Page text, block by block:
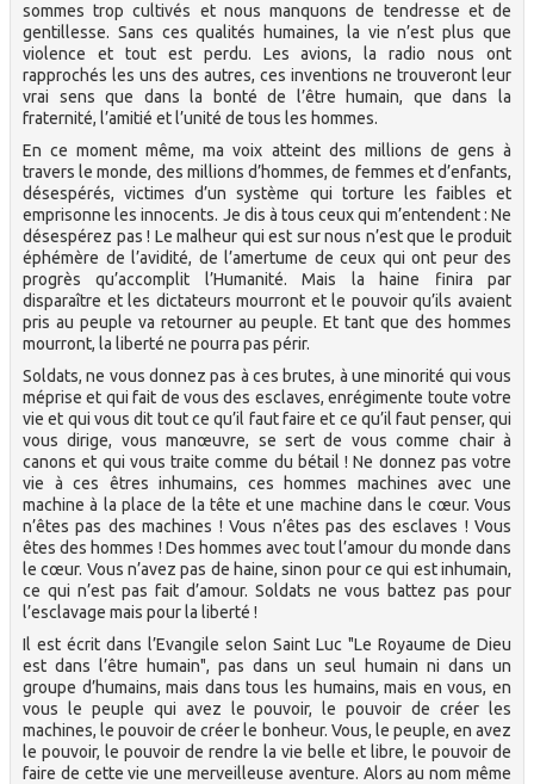
sommes trop cultivés et nous manquons de tendresse et de
gentillesse. Sans ces qualités humaines, la vie n’est plus que
violence et tout est perdu. Les avions, la radio nous ont
rapprochés les uns des autres, ces inventions ne trouveront leur
vrai sens que dans la bonté de l’être humain, que dans la
fraternité, l’amitié et l’unité de tous les hommes.
En ce moment même, ma voix atteint des millions de gens à
travers le monde, des millions d’hommes, de femmes et d’enfants,
désespérés, victimes d’un système qui torture les faibles et
emprisonne les innocents. Je dis à tous ceux qui m’entendent : Ne
désespérez pas ! Le malheur qui est sur nous n’est que le produit
éphémère de l’avidité, de l’amertume de ceux qui ont peur des
progrès qu’accomplit l’Humanité. Mais la haine finira par
disparaître et les dictateurs mourront et le pouvoir qu’ils avaient
pris au peuple va retourner au peuple. Et tant que des hommes
mourront, la liberté ne pourra pas périr.
Soldats, ne vous donnez pas à ces brutes, à une minorité qui vous
méprise et qui fait de vous des esclaves, enrégimente toute votre
vie et qui vous dit tout ce qu’il faut faire et ce qu’il faut penser, qui
vous dirige, vous manœuvre, se sert de vous comme chair à
canons et qui vous traite comme du bétail ! Ne donnez pas votre
vie à ces êtres inhumains, ces hommes machines avec une
machine à la place de la tête et une machine dans le cœur. Vous
n’êtes pas des machines ! Vous n’êtes pas des esclaves ! Vous
êtes des hommes ! Des hommes avec tout l’amour du monde dans
le cœur. Vous n’avez pas de haine, sinon pour ce qui est inhumain,
ce qui n’est pas fait d’amour. Soldats ne vous battez pas pour
l’esclavage mais pour la liberté !
Il est écrit dans l’Evangile selon Saint Luc "Le Royaume de Dieu
est dans l’être humain", pas dans un seul humain ni dans un
groupe d’humains, mais dans tous les humains, mais en vous, en
vous le peuple qui avez le pouvoir, le pouvoir de créer les
machines, le pouvoir de créer le bonheur. Vous, le peuple, en avez
le pouvoir, le pouvoir de rendre la vie belle et libre, le pouvoir de
faire de cette vie une merveilleuse aventure. Alors au nom même